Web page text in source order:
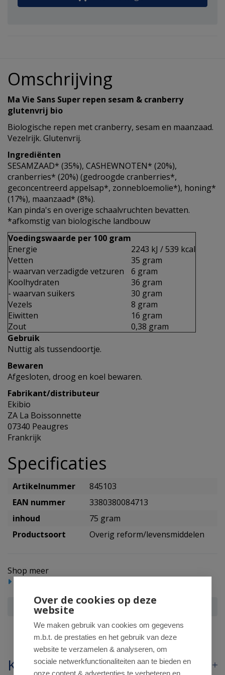
Omschrijving
Ma Vie Sans Super repen sesam & cranberry
glutenvrij bio
Biologische repen met cranberry, sesam en maanzaad.
Vezelrijk. Glutenvrij.
Ingrediënten
SESAMZAAD* (35%), CASHEWNOTEN* (20%),
cranberries* (20%) (gedroogde cranberries*,
geconcentreerd appelsap*, zonnebloemolie*), honing*
(17%), maanzaad* (8%).
Kan pinda's en overige schaalvruchten bevatten.
*afkomstig van biologische landbouw
Voedingswaarde per 100 gram
Energie
2243 kJ / 539 kcal
Vetten
35 gram
- waarvan verzadigde vetzuren
6 gram
Koolhydraten
36 gram
- waarvan suikers
30 gram
Vezels
8 gram
Eiwitten
16 gram
Zout
0,38 gram
Gebruik
Nuttig als tussendoortje.
Bewaren
Afgesloten, droog en koel bewaren.
Fabrikant/distributeur
Ekibio
ZA La Boissonnette
07340 Peaugres
Frankrijk
Specificaties
Artikelnummer
845103
EAN nummer
3380380084713
inhoud
75 gram
Productsoort
Overig reform/levensmiddelen
Shop meer
Ma Vie Sans Sesam cranberry reep
Klantenservice
Over de cookies op deze
website
We maken gebruik van cookies om gegevens
m.b.t. de prestaties en het gebruik van deze
website te verzamelen & analyseren, om
sociale netwerkfunctionaliteiten aan te bieden en
onze content & advertenties te verbeteren en